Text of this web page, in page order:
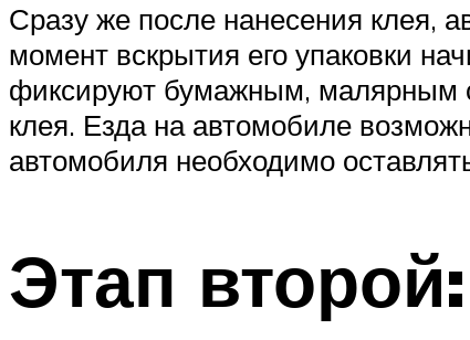
Сразу же после нанесения клея,
момент вскрытия его упаковки
фиксируют бумажным, малярным
клея. Езда на автомобиле
автомобиля необходимо
Этап